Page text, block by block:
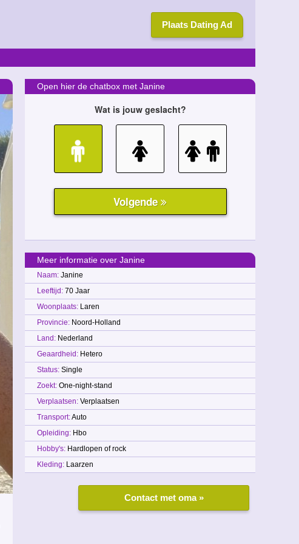
Plaats Dating Ad
Open hier de chatbox met Janine
Meer informatie over Janine
Naam: Janine
Leeftijd: 70 Jaar
Woonplaats: Laren
Provincie: Noord-Holland
Land: Nederland
Geaardheid: Hetero
Status: Single
Zoekt: One-night-stand
Verplaatsen: Verplaatsen
Transport:Auto
Opleiding: Hbo
Hobby's: Hardlopen of rock
Kleding: Laarzen
Contact met oma »